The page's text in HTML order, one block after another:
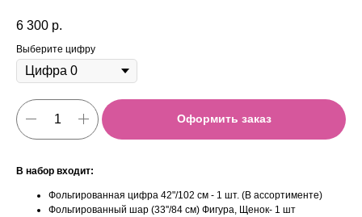
6 300 р.
Выберите цифру
Оформить заказ
В набор входит:
Фольгированная цифра 42"/102 см - 1 шт. (В ассортименте)
Фольгированный шар (33''/84 см) Фигура, Щенок- 1 шт